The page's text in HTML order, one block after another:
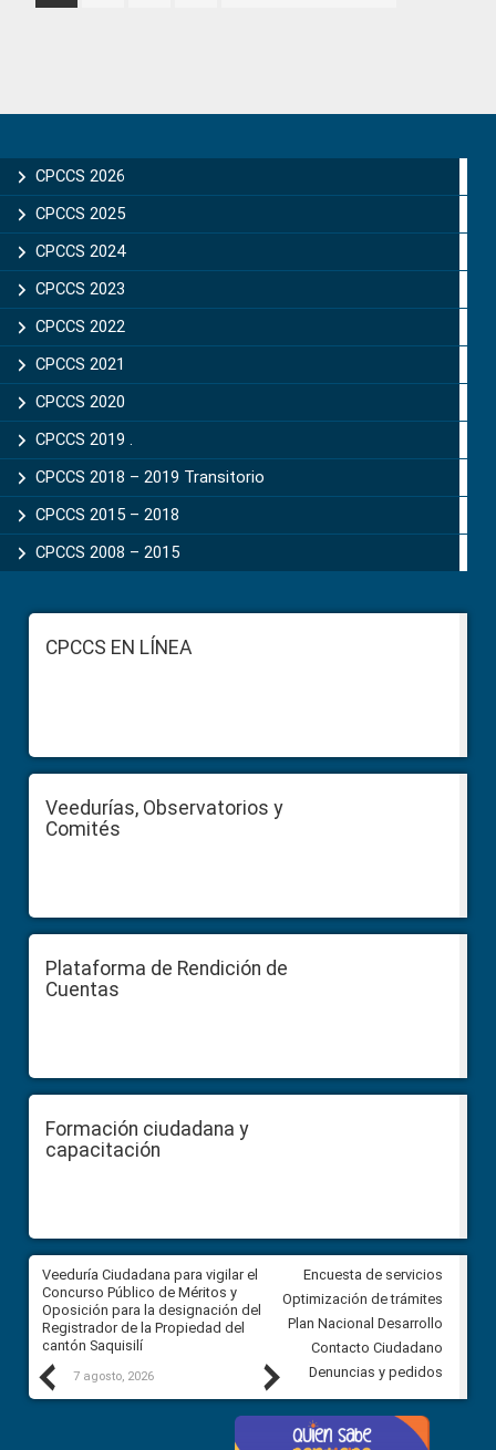
Sidebar
CPCCS 2026
CPCCS 2025
CPCCS 2024
CPCCS 2023
CPCCS 2022
CPCCS 2021
CPCCS 2020
CPCCS 2019 .
CPCCS 2018 – 2019 Transitorio
CPCCS 2015 – 2018
CPCCS 2008 – 2015
FooterCPCCS EN LÍNEA
Veedurías, Observatorios y
Comités
Plataforma de Rendición de
Cuentas
Formación ciudadana y
capacitación
Previous
Veeduría Ciudadana para vigilar el
Concurso Público de Méritos y
Oposición para la designación del
Registrador de la Propiedad del
cantón Saquisilí
7 agosto, 2026
Veeduría Ciudadana para
construcción del asfaltado de
Ballenita del cantón Santa
7 agosto, 2026
Next
Encuesta de servicios
Optimización de trámites
Plan Nacional Desarrollo
Contacto Ciudadano
Denuncias y pedidos